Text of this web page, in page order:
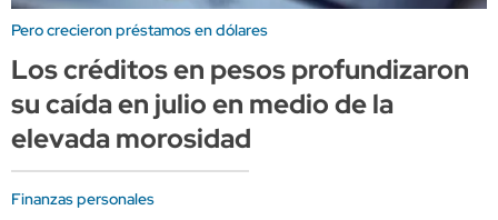
Pero crecieron préstamos en dólares
Los créditos en pesos profundizaron
su caída en julio en medio de la
elevada morosidad
Finanzas personales